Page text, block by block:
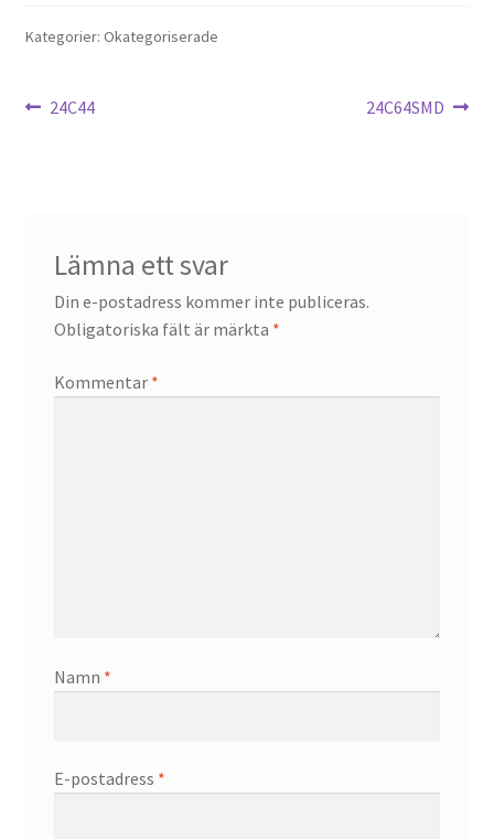
Kategorier: Okategoriserade
Inläggsnavigering
Föregående
24C44
Nästa
24C64SMD
Lämna ett svar
Din e-postadress kommer inte publiceras.
Obligatoriska fält är märkta *
Kommentar *
Namn *
E-postadress *